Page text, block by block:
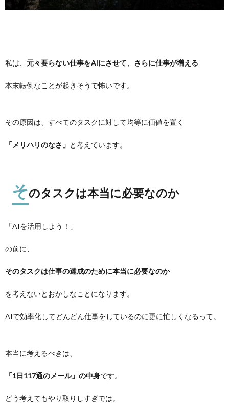
私は、 元々要らない仕事をAIにさせて、さらに仕事が増える
本末転倒なことが起きそうで怖いです。
その原因は、すべてのタスクに対して均等に価値を置く
「メリハリのなさ」 と考えています。
そのタスクは本当に必要なのか
「AIを活用しよう！」
の前に、
そのタスクは仕事の達成のために本当に必要なのか
を考えないとおかしなことになります。
AIで効率化してどんどん仕事をしているのに更に忙しくなるって。
本当に考えるべきは、
「1日117通のメール」の中身です。
どう考えてもやり取りしすぎでは。